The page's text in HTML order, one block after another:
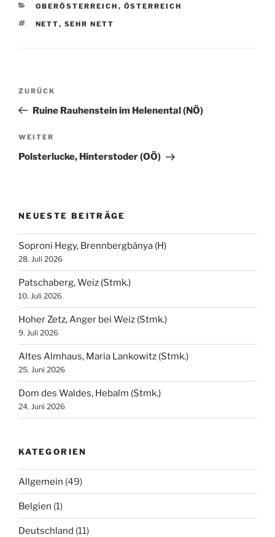
KATEGORIEN
OBERÖSTERREICH , ÖSTERREICH
SCHLAGWÖRTER
NETT, SEHR NETT
Beitragsnavigation
Vorheriger
Beitrag
ZURÜCK
Ruine Rauhenstein im Helenental (NÖ)
Nächster
Beitrag
WEITER
Polsterlucke, Hinterstoder (OÖ)
NEUESTE BEITRÄGE
Soproni Hegy, Brennbergbánya (H)
28. Juli 2026
Patschaberg, Weiz (Stmk.)
10. Juli 2026
Hoher Zetz, Anger bei Weiz (Stmk.)
9. Juli 2026
Altes Almhaus, Maria Lankowitz (Stmk.)
25. Juni 2026
Dom des Waldes, Hebalm (Stmk.)
24. Juni 2026
KATEGORIEN
Allgemein (49)
Belgien (1)
Deutschland (11)